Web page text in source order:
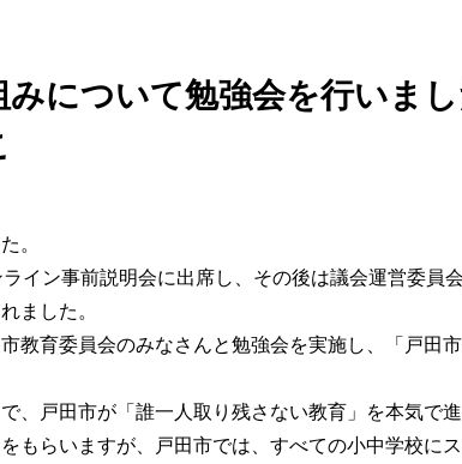
みについて勉強会を行いま
。
イン事前説明会に出席し、その後は議会運営委員
ました。
教育委員会のみなさんと勉強会を実施し、「戸田
、戸田市が「誰一人取り残さない教育」を本気で
もらいますが、戸田市では、すべての小中学校に